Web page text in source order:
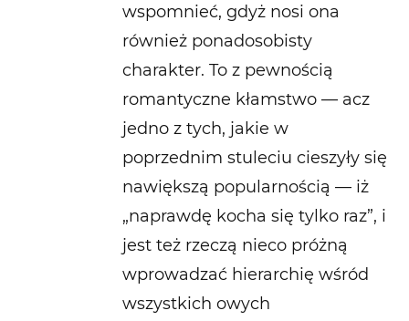
wspomnieć, gdyż nosi ona
również ponadosobisty
charakter. To z pewnością
romantyczne kłamstwo — acz
jedno z tych, jakie w
poprzednim stuleciu cieszyły się
nawiększą popularnością — iż
„naprawdę kocha się tylko raz”, i
jest też rzeczą nieco próżną
wprowadzać hierarchię wśród
wszystkich owych